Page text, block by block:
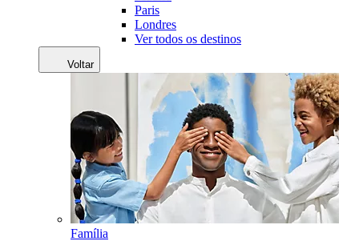
Paris
Londres
Ver todos os destinos
Voltar
Família